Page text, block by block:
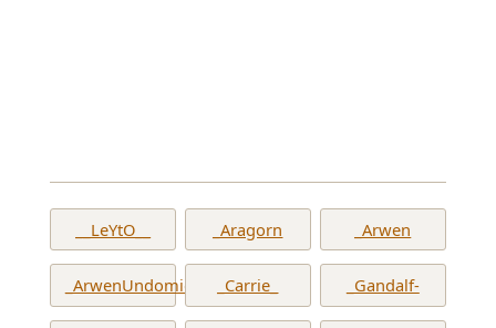
__LeYtO__ _Aragorn _Arwen
_ArwenUndomiel_ _Carrie_ _Gandalf-